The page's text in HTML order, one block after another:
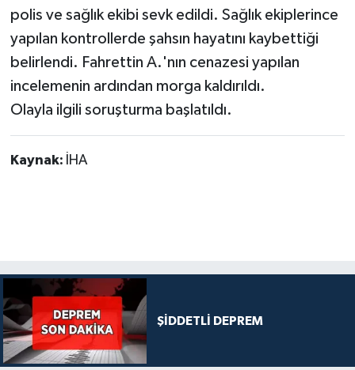
polis ve sağlık ekibi sevk edildi. Sağlık ekiplerince
yapılan kontrollerde şahsın hayatını kaybettiği
belirlendi. Fahrettin A.'nın cenazesi yapılan
incelemenin ardından morga kaldırıldı.
Olayla ilgili soruşturma başlatıldı.
Kaynak: İHA
ŞİDDETLİ DEPREM